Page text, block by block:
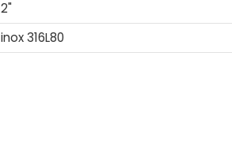
2"
inox 316L80